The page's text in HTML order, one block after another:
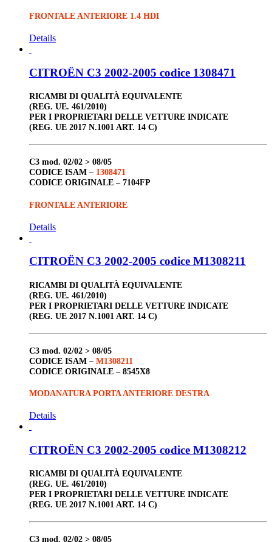
FRONTALE ANTERIORE 1.4 HDI
Details
CITROËN C3 2002-2005 codice 1308471
RICAMBI DI QUALITÀ EQUIVALENTE
(REG. UE. 461/2010)
PER I PROPRIETARI DELLE VETTURE INDICATE
(REG. UE 2017 N.1001 ART. 14 C)
C3 mod. 02/02 > 08/05
CODICE ISAM – 1308471
CODICE ORIGINALE – 7104FP
FRONTALE ANTERIORE
Details
CITROËN C3 2002-2005 codice M1308211
RICAMBI DI QUALITÀ EQUIVALENTE
(REG. UE. 461/2010)
PER I PROPRIETARI DELLE VETTURE INDICATE
(REG. UE 2017 N.1001 ART. 14 C)
C3 mod. 02/02 > 08/05
CODICE ISAM – M1308211
CODICE ORIGINALE – 8545X8
MODANATURA PORTA ANTERIORE DESTRA
Details
CITROËN C3 2002-2005 codice M1308212
RICAMBI DI QUALITÀ EQUIVALENTE
(REG. UE. 461/2010)
PER I PROPRIETARI DELLE VETTURE INDICATE
(REG. UE 2017 N.1001 ART. 14 C)
C3 mod. 02/02 > 08/05